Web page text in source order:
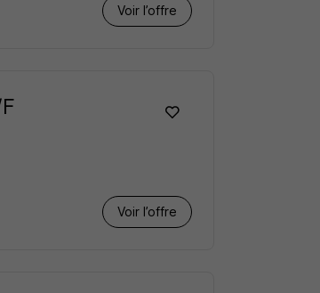
Voir l’offre
Voir l’offre